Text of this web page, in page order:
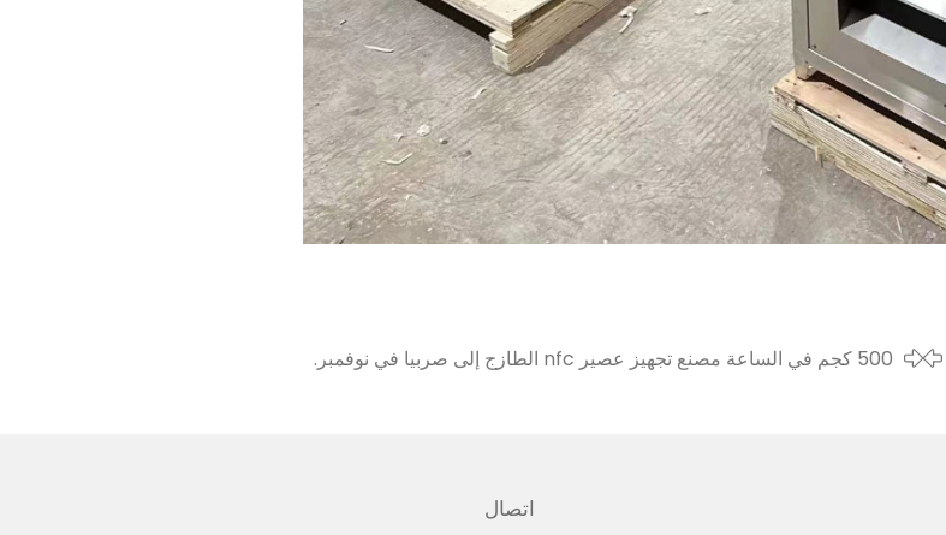
500 كجم في الساعة مصنع تجهيز عصير nfc الطازج إلى صربيا في نوفمبر.
اتصال